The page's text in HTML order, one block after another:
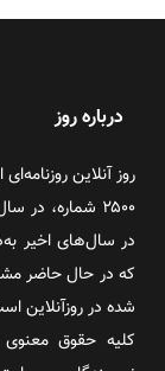
درباره روز
در سال‌های اخیر
که در حال حاضر
شده در روزآنلاین
کلیه حقوق